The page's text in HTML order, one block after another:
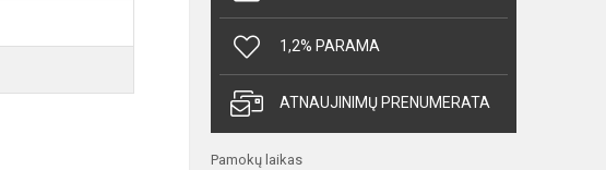
1,2% PARAMA
ATNAUJINIMŲ PRENUMERATA
Pamokų laikas